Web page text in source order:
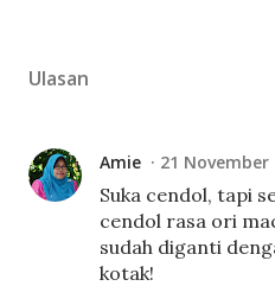
Ulasan
Amie 21 November
Suka cendol, tapi
cendol rasa ori
sudah diganti
kotak!